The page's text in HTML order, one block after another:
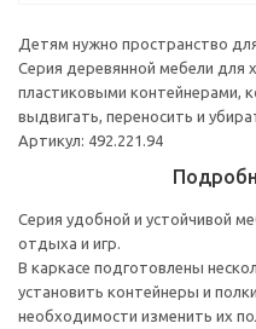
Детям нужно пространство
Серия деревянной мебели для
пластиковыми контейнерами,
выдвигать, переносить и
Артикул: 492.221.94
Серия удобной и устойчивой
отдыха и игр.
В каркасе подготовлены
установить контейнеры и
необходимости изменить их